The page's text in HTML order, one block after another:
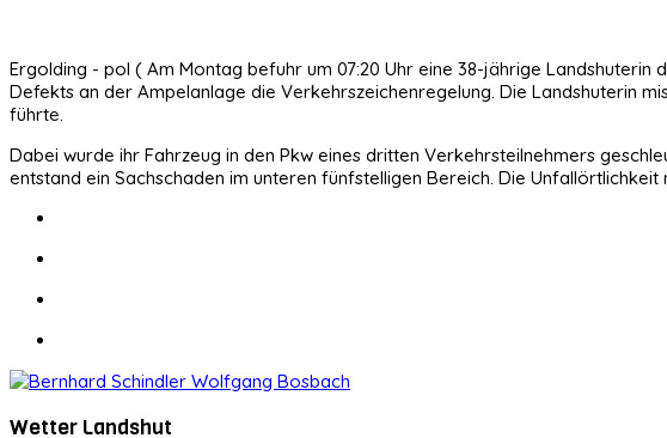
Ergolding - pol ( Am Montag befuhr um 07:20 Uhr eine 38-jährige
Defekts an der Ampelanlage die Verkehrszeichenregelung. Die Landshuterin
führte.
Dabei wurde ihr Fahrzeug in den Pkw eines dritten Verkehrsteilnehmers
entstand ein Sachschaden im unteren fünfstelligen Bereich. Die
Wetter Landshut